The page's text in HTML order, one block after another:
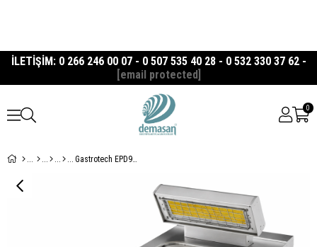
İLETİŞİM: 0 266 246 00 07 - 0 507 535 40 28 - 0 532 330 37 62 -
[email protected]
0
Gastrotech EPD9010 Elektrikli Patates Dinlendirme 900 Seri